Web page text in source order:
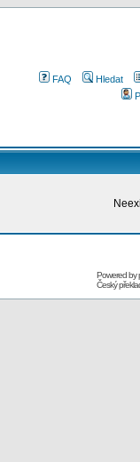
FAQ
Hledat
Powered by
Český